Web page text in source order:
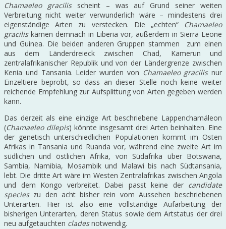
Chamaeleo gracilisscheint – was auf Grund seiner weiten
Verbreitung nicht weiter verwunderlich wäre – mindestens drei
eigenständige Arten zu verstecken. Die „echten“
Chamaeleo
gracilis kämen demnach in Liberia vor, außerdem in Sierra Leone
und Guinea. Die beiden anderen Gruppen stammen zum einen
aus dem Länderdreieck zwischen Chad, Kamerun und
zentralafrikanischer Republik und von der Ländergrenze zwischen
Kenia und Tansania. Leider wurden von Chamaeleo gracilisnur
Einzeltiere beprobt, so dass an dieser Stelle noch keine weiter
reichende Empfehlung zur Aufsplittung von Arten gegeben werden
kann.
Das derzeit als eine einzige Art beschriebene Lappenchamäleon
(Chamaeleo dilepis) könnte insgesamt drei Arten beinhalten. Eine
der genetisch unterschiedlichen Populationen kommt im Osten
Afrikas in Tansania und Ruanda vor, während eine zweite Art im
südlichen und östlichen Afrika, von Südafrika über Botswana,
Sambia, Namibia, Mosambik und Malawi bis nach Südtansania,
lebt. Die dritte Art wäre im Westen Zentralafrikas zwischen Angola
und dem Kongo verbreitet. Dabei passt keine der candidate
specieszu den acht bisher rein vom Aussehen beschriebenen
Unterarten. Hier ist also eine vollständige Aufarbeitung der
bisherigen Unterarten, deren Status sowie dem Artstatus der drei
neu aufgetauchten cladesnotwendig.